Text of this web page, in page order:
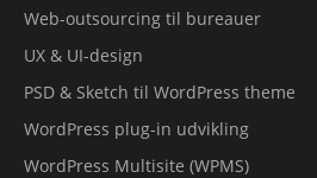
Web-outsourcing til bureauer
UX & UI-design
PSD & Sketch til WordPress theme
WordPress plug-in udvikling
WordPress Multisite (WPMS)